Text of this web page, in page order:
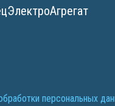
персональных